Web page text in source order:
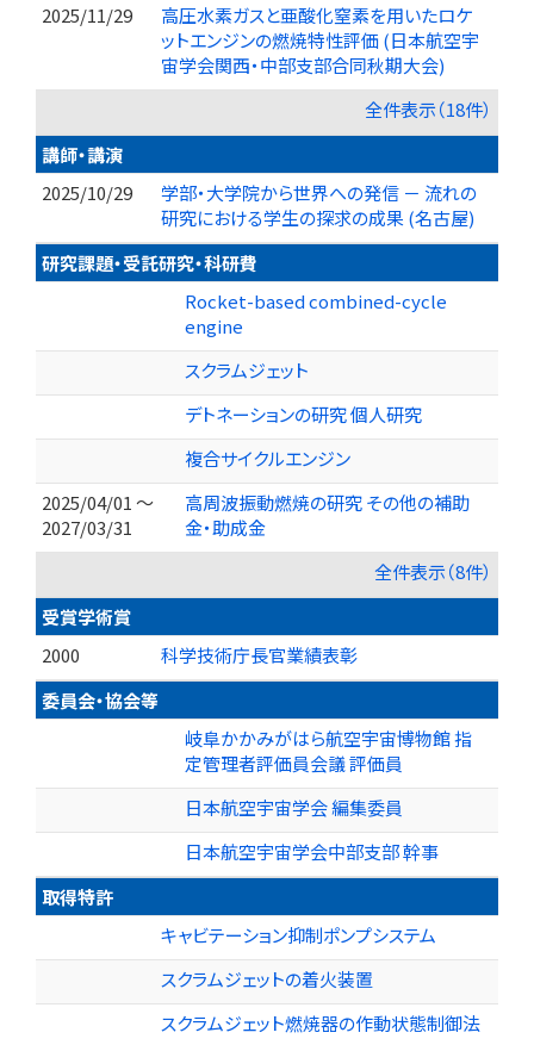
2025/11/29
高圧水素ガスと亜酸化窒素を用いたロケ
ットエンジンの燃焼特性評価 (日本航空宇
宙学会関西・中部支部合同秋期大会)
全件表示（18件）
講師・講演
2025/10/29
学部・大学院から世界への発信 － 流れの
研究における学生の探求の成果 (名古屋)
研究課題・受託研究・科研費
Rocket-based combined-cycle
engine
スクラムジェット
デトネーションの研究 個人研究
複合サイクルエンジン
2025/04/01 ～
2027/03/31
高周波振動燃焼の研究 その他の補助
金・助成金
全件表示（8件）
受賞学術賞
2000
科学技術庁長官業績表彰
委員会・協会等
岐阜かかみがはら航空宇宙博物館 指
定管理者評価員会議 評価員
日本航空宇宙学会 編集委員
日本航空宇宙学会中部支部 幹事
取得特許
キャビテーション抑制ポンプシステム
スクラムジェットの着火装置
スクラムジェット燃焼器の作動状態制御法